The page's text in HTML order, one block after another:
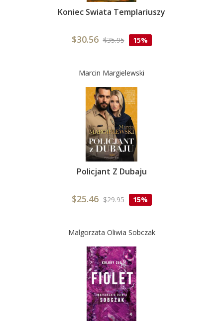
Koniec Swiata Templariuszy
$30.56 $35.95 15%
Marcin Margielewski
Policjant Z Dubaju
$25.46 $29.95 15%
Malgorzata Oliwia Sobczak